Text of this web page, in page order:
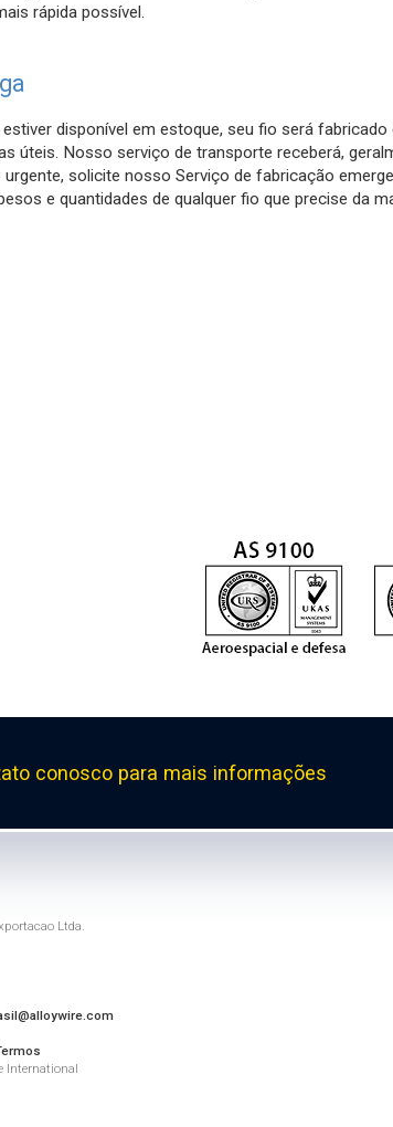
rápida possível.
disponível em estoque, seu fio será
úteis. Nosso serviço de transporte receberá,
solicite nosso Serviço de fabricação
e quantidades de qualquer fio que precise da
conosco para mais informações
Ltda.
International